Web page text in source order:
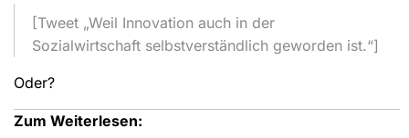
[Tweet „Weil Innovation auch in der
Sozialwirtschaft selbstverständlich geworden ist.“]
Oder?
Zum Weiterlesen: